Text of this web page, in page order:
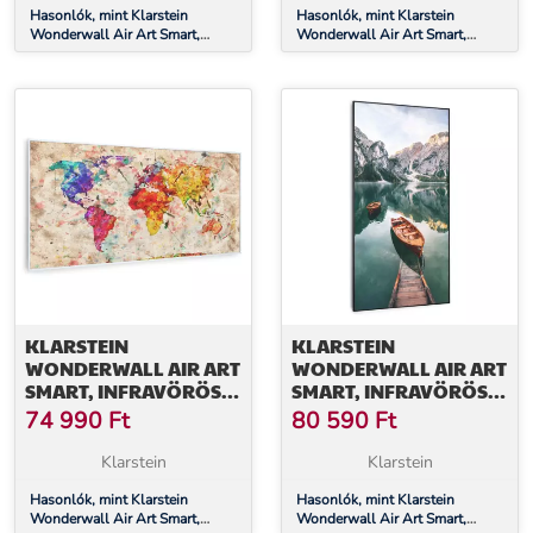
Hasonlók, mint Klarstein
Wonderwall Air Art Smart,
infravörös hősugárzó, 120 x 60
Hasonlók, mint Klarstein
Wonderwall Air Art Smart,
infravörös hősugárzó, 120 x 60
KLARSTEIN
WONDERWALL AIR ART
SMART, INFRAVÖRÖS
HŐSUGÁRZÓ, 120 X 60
CM, 700 W, SZÍNES
74 990 Ft
Klarstein
Hasonlók, mint Klarstein
Wonderwall Air Art Smart,
KLARSTEIN
WONDERWALL AIR ART
SMART, INFRAVÖRÖS
HŐSUGÁRZÓ, 60 X 120
CM, 700 W, TENGER
FÜGGŐLEGESEN
80 590 Ft
Klarstein
Hasonlók, mint Klarstein
Wonderwall Air Art Smart,